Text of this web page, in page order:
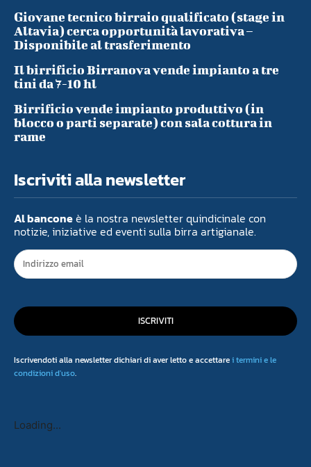
Giovane tecnico birraio qualificato (stage in
Altavia) cerca opportunità lavorativa –
Disponibile al trasferimento
Il birrificio Birranova vende impianto a tre
tini da 7-10 hl
Birrificio vende impianto produttivo (in
blocco o parti separate) con sala cottura in
rame
Iscriviti alla newsletter
Al banconeè la nostra newsletter quindicinale con
notizie, iniziative ed eventi sulla birra artigianale.
ISCRIVITI
Iscrivendoti alla newsletter dichiari di aver letto e accettarei termini e le
condizioni d'uso.
Loading...